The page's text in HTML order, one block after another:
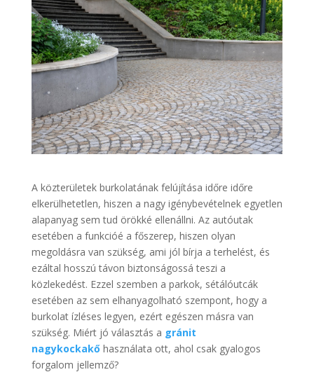
A közterületek burkolatának felújítása időre időre
elkerülhetetlen, hiszen a nagy igénybevételnek egyetlen
alapanyag sem tud örökké ellenállni. Az autóutak
esetében a funkcióé a főszerep, hiszen olyan
megoldásra van szükség, ami jól bírja a terhelést, és
ezáltal hosszú távon biztonságossá teszi a
közlekedést. Ezzel szemben a parkok, sétálóutcák
esetében az sem elhanyagolható szempont, hogy a
burkolat ízléses legyen, ezért egészen másra van
szükség. Miért jó választás a gránit
nagykockakőhasználata ott, ahol csak gyalogos
forgalom jellemző?